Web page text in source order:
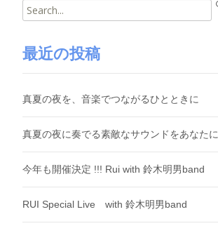
Search
for:
最近の投稿
真夏の夜を、音楽でつながるひとときに
真夏の夜に奏でる素敵なサウンドをあなたに
今年も開催決定 !!! Rui with 鈴木明男band
RUI Special Live with 鈴木明男band